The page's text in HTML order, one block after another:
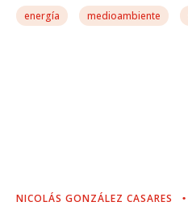
energía medioambiente
NICOLÁS GONZÁLEZ CASARES